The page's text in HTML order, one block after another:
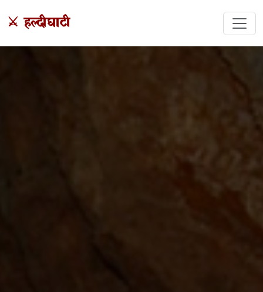
⚔️ हल्दीघाटी